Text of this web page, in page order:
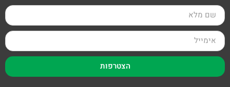
הצטרפות